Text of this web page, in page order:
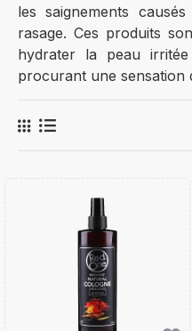
les saignements
rasage. Ces produits
hydrater la peau
procurant une